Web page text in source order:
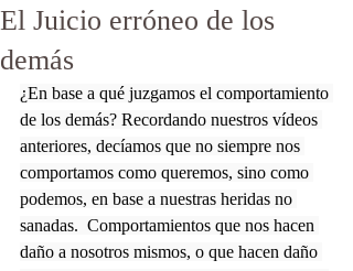
El Juicio erróneo de los
demás
¿En base a qué juzgamos el comportamiento
de los demás? Recordando nuestros vídeos
anteriores, decíamos que no siempre nos
comportamos como queremos, sino como
podemos, en base a nuestras heridas no
sanadas.  Comportamientos que nos hacen
daño a nosotros mismos, o que hacen daño